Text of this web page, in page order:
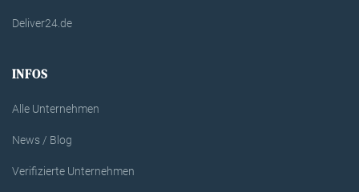
Deliver24.de
INFOS
Alle Unternehmen
News / Blog
Verifizierte Unternehmen